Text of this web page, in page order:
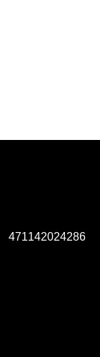
471142024286